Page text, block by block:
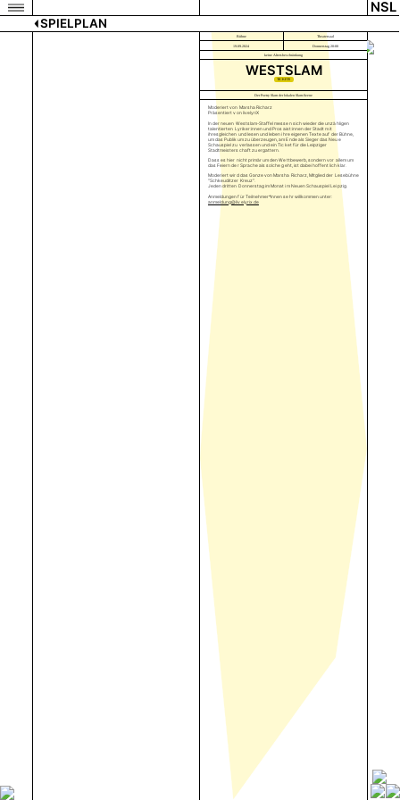
NSL
SPIELPLAN
Bühne Theatersaal
19.09.2024 Donnerstag 20:00
keine Altersbeschränkung
WESTSLAM
TICKETS
Der Poetry Slam der lokalen Slam-Szene
Moderiert von Marsha Richarz
Präsentiert von livelyriX
In der neuen Westslam-Staffel messen sich wieder die unzähligen
talentierten Lyriker:innen und Prosaist:innen der Stadt mit
ihresgleichen und lesen und leben ihre eigenen Texte auf der Bühne,
um das Publikum zu überzeugen, am Ende als Sieger das Neue
Schauspiel zu verlassen und ein Ticket für die Leipziger
Stadtmeisterschaft zu ergattern.
Dass es hier nicht primär um den Wettbewerb, sondern vor allem um
das Feiern der Sprache als solche geht, ist dabei hoffentlich klar.
Moderiert wird das Ganze von Marsha Richarz, Mitglied der Lesebühne
"Schkeuditzer Kreuz".
Jeden dritten Donnerstag im Monat im Neuen Schauspiel Leipzig.
Anmeldungen für Teilnehmer*innen sehr willkommen unter:
anmeldung@livelyrix.de